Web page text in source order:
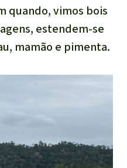
quando, vimos bois
estendem-se
mamão e pimenta.